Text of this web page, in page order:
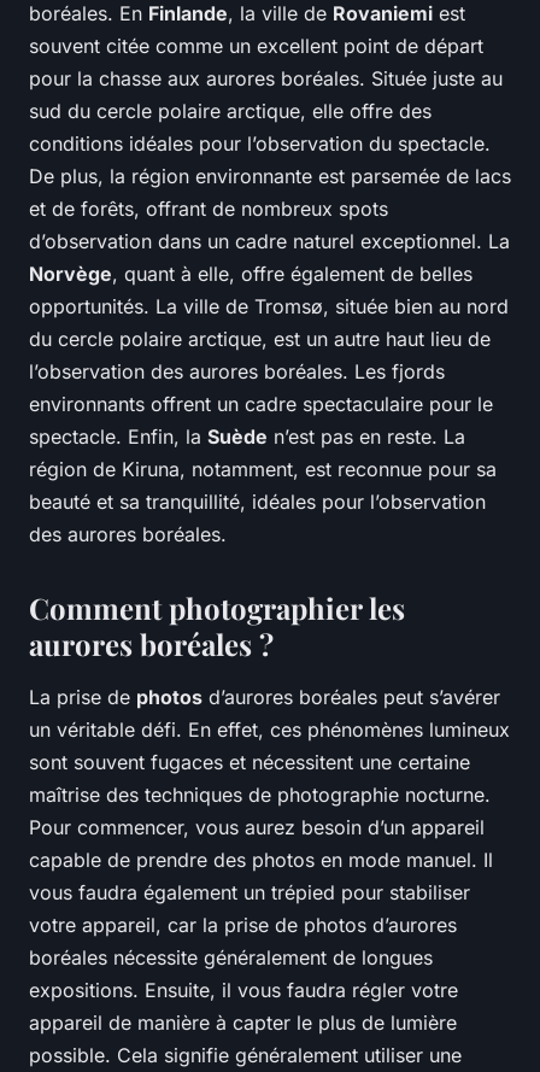
boréales. En Finlande, la ville de Rovaniemi est
souvent citée comme un excellent point de départ
pour la chasse aux aurores boréales. Située juste au
sud du cercle polaire arctique, elle offre des
conditions idéales pour l’observation du spectacle.
De plus, la région environnante est parsemée de lacs
et de forêts, offrant de nombreux spots
d’observation dans un cadre naturel exceptionnel. La
Norvège, quant à elle, offre également de belles
opportunités. La ville de Tromsø, située bien au nord
du cercle polaire arctique, est un autre haut lieu de
l’observation des aurores boréales. Les fjords
environnants offrent un cadre spectaculaire pour le
spectacle. Enfin, la Suède n’est pas en reste. La
région de Kiruna, notamment, est reconnue pour sa
beauté et sa tranquillité, idéales pour l’observation
des aurores boréales.
Comment photographier les
aurores boréales ?
La prise de photos d’aurores boréales peut s’avérer
un véritable défi. En effet, ces phénomènes lumineux
sont souvent fugaces et nécessitent une certaine
maîtrise des techniques de photographie nocturne.
Pour commencer, vous aurez besoin d’un appareil
capable de prendre des photos en mode manuel. Il
vous faudra également un trépied pour stabiliser
votre appareil, car la prise de photos d’aurores
boréales nécessite généralement de longues
expositions. Ensuite, il vous faudra régler votre
appareil de manière à capter le plus de lumière
possible. Cela signifie généralement utiliser une